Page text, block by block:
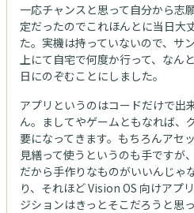
一応チャンスと思って自分から志
定だったのでこれほんとに当日大
た。実機は持っていないので、サ
上にて自宅で何度か行って、なん
日にのぞむことにしました。
アプリというのはコードだけで出
ん。ましてやゲームともなれば、
要になってきます。もちろんアセ
見繕って使うというのも手ですが
だから手作りなものがいいんじゃ
り、それほど Vision OS 向けアプ
ジションはきっとそこだろうと思っ